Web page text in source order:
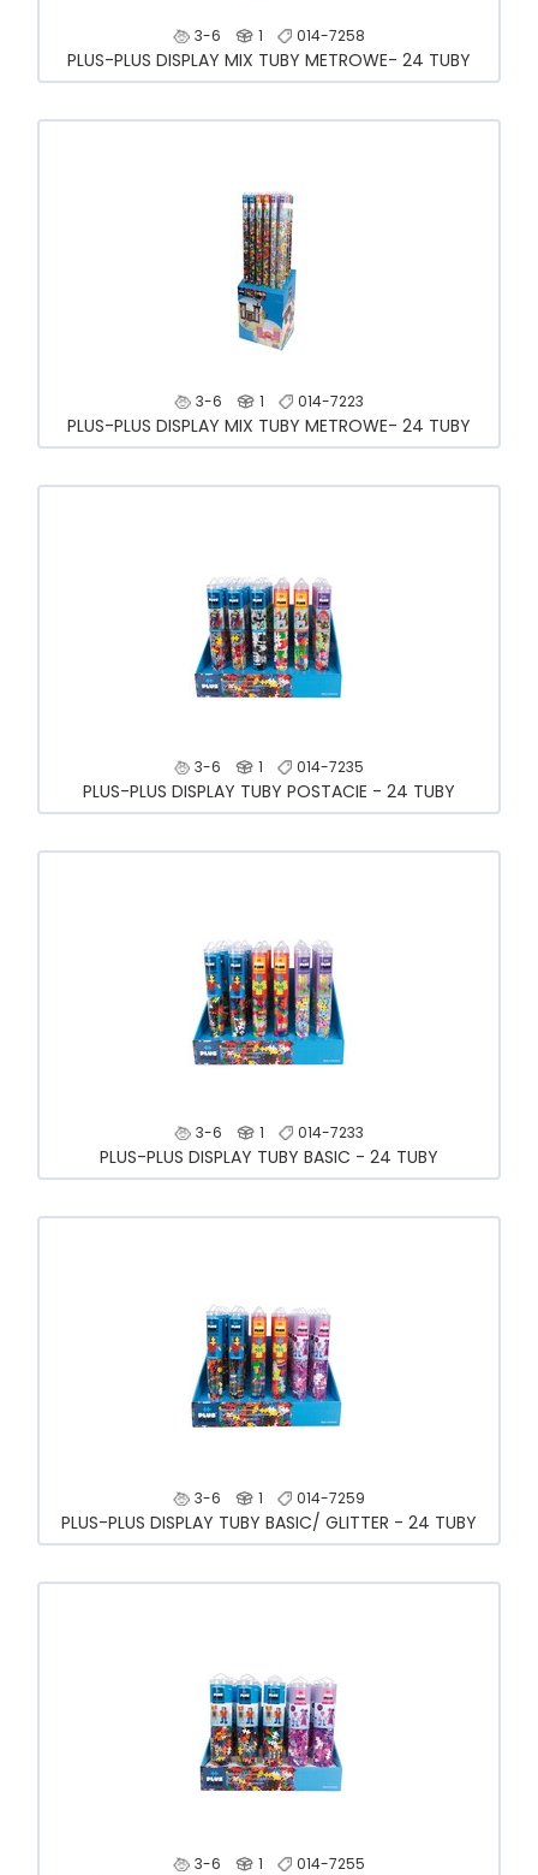
3-6 1 014-7258
PLUS-PLUS DISPLAY MIX TUBY METROWE- 24 TUBY
3-6 1 014-7223
PLUS-PLUS DISPLAY MIX TUBY METROWE- 24 TUBY
3-6 1 014-7235
PLUS-PLUS DISPLAY TUBY POSTACIE - 24 TUBY
3-6 1 014-7233
PLUS-PLUS DISPLAY TUBY BASIC - 24 TUBY
3-6 1 014-7259
PLUS-PLUS DISPLAY TUBY BASIC/ GLITTER - 24 TUBY
3-6 1 014-7255